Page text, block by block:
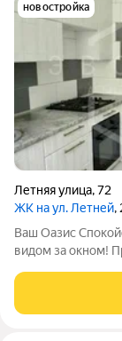
новостройка
Летняя улица,72
ЖК на ул. Летней,
Ваш Оазис
видом за окном!
квартира ждет
личная гавань для